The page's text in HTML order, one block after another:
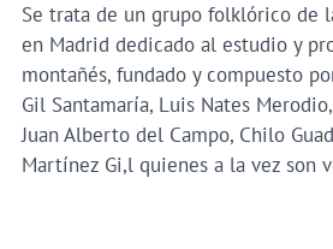
Se trata de un grupo folklórico de
en Madrid dedicado al estudio y
montañés, fundado y compuesto
Gil Santamaría, Luis Nates
Juan Alberto del Campo, Chilo
Martínez Gi,l quienes a la vez son